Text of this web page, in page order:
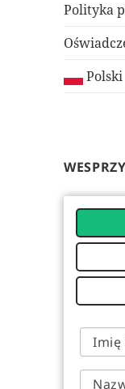
Polityka
Polski